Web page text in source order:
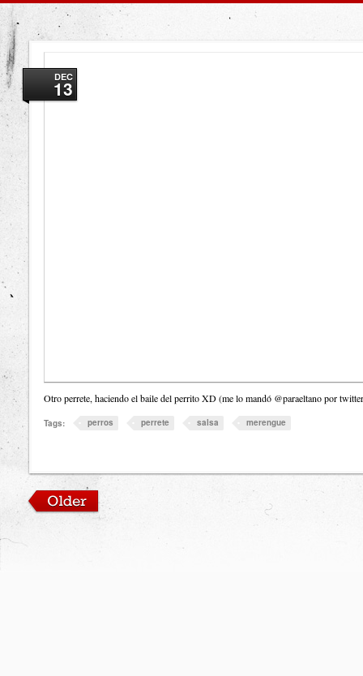
DEC
13
Otro perrete, haciendo el baile del perrito XD (me lo mandó @paraeltano por
Tags: perros perrete salsa merengue